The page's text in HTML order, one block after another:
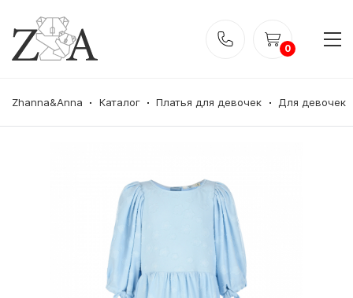
0
Zhanna&Anna Каталог Платья для девочек Для девочек